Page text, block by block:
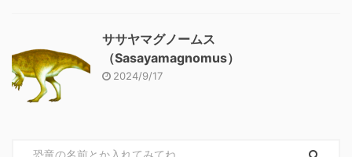
ササヤマグノームス
（Sasayamagnomus）
2024/9/17